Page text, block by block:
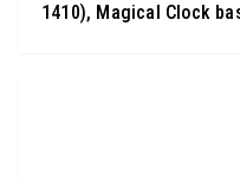
1410), Magical Clock